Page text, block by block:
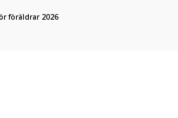
föräldrar 2026